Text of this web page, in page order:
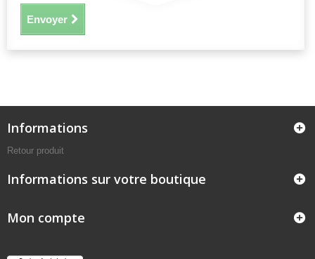
Envoyer
Informations
Retour produit
Informations sur votre boutique
Mon compte